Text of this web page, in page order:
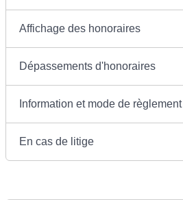
Affichage des honoraires
Dépassements d'honoraires
Information et mode de règlement
En cas de litige